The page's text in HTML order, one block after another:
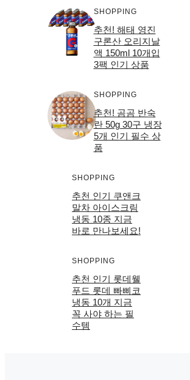
SHOPPING
추천! 해태 영진
구론산 오리지날
액 150ml 10개입
3팩 인기 상품
SHOPPING
추천! 곰곰 반숙
란 50g 30구 냉장
5개 인기 필수 상
품
SHOPPING
추천 인기 쿠앤크
말차 아이스크림
냉동 10종 지금
바로 만나보세요!
SHOPPING
추천 인기 롯데웰
푸드 롯데 빠삐코
냉동 10개 지금
꼭 사야 하는 필
수템